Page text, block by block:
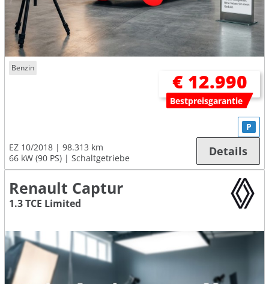
Benzin
€ 12.990
Bestpreisgarantie
EZ 10/2018
98.313 km
66 kW (90 PS)
Schaltgetriebe
P
Details
Renault Captur
1.3 TCE Limited